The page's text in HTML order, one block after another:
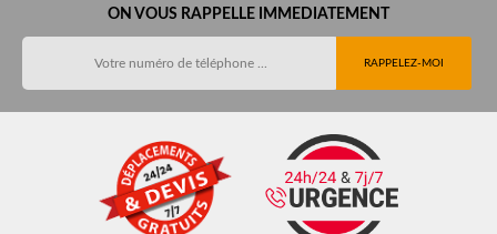
ON VOUS RAPPELLE IMMEDIATEMENT